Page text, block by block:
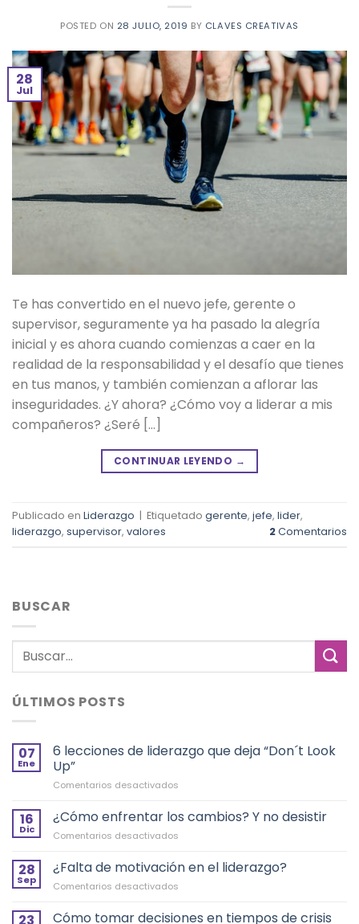
POSTED ON 28 JULIO, 2019 BY CLAVES CREATIVAS
28
Jul
Te has convertido en el nuevo jefe, gerente o
supervisor, seguramente ya ha pasado la alegría
inicial y es ahora cuando comienzas a caer en la
realidad de la responsabilidad y el desafío que tienes
en tus manos, y también comienzan a aflorar las
inseguridades. ¿Y ahora? ¿Cómo voy a liderar a mis
compañeros? ¿Seré […]
CONTINUAR LEYENDO →
Publicado en Liderazgo | Etiquetado gerente, jefe, lider,
liderazgo, supervisor, valores 2Comentarios
BUSCAR
ÚLTIMOS POSTS
07
Ene
6 lecciones de liderazgo que deja “Don´t Look
Up”
Comentarios desactivados
lecciones
de
deja
Up”
16
Dic
¿Cómo enfrentar los cambios? Y no desistir
Comentarios desactivados
enfrentar
los
no
28
Sep
¿Falta de motivación en el liderazgo?
Comentarios desactivados
de
Cómo tomar decisiones en tiempos de crisis